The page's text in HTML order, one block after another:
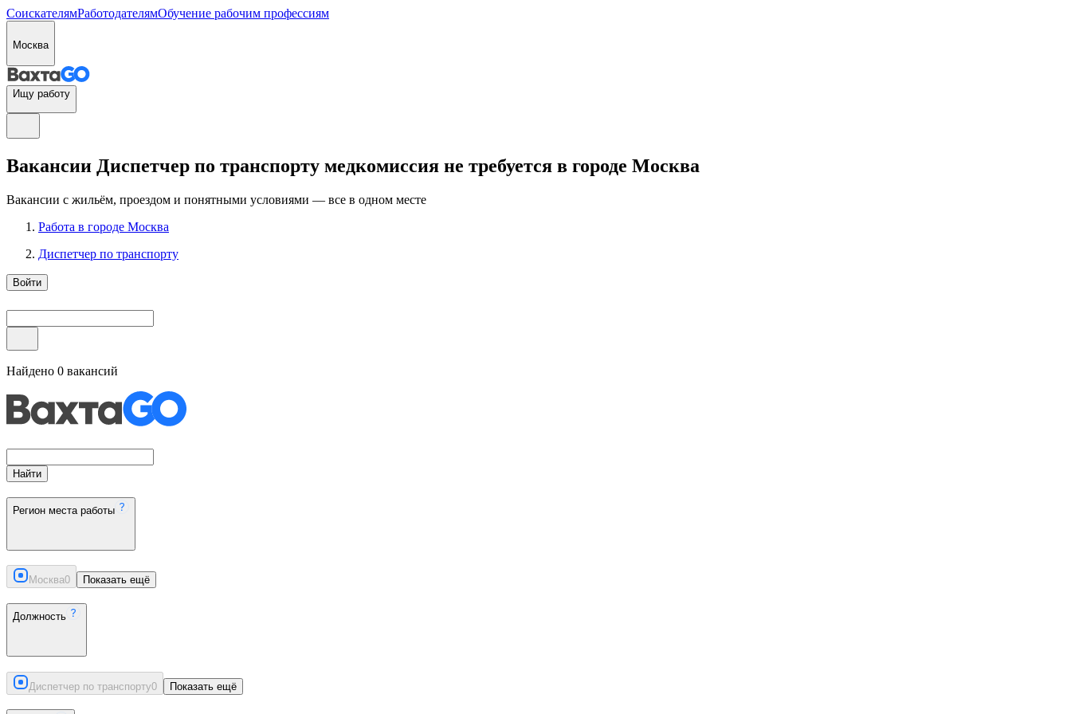
СоискателямРаботодателямОбучение рабочим профессиям
Москва
Ищу работу
Вакансии Диспетчер по транспорту медкомиссия не требуется в городе Москва
Вакансии с жильём, проездом и понятными условиями — все в одном месте
Работа в городе Москва
Диспетчер по транспорту
Войти
Найдено 0 вакансий
Найти
Регион места работы
Москва0 Показать ещё
Должность
Диспетчер по транспорту0 Показать ещё